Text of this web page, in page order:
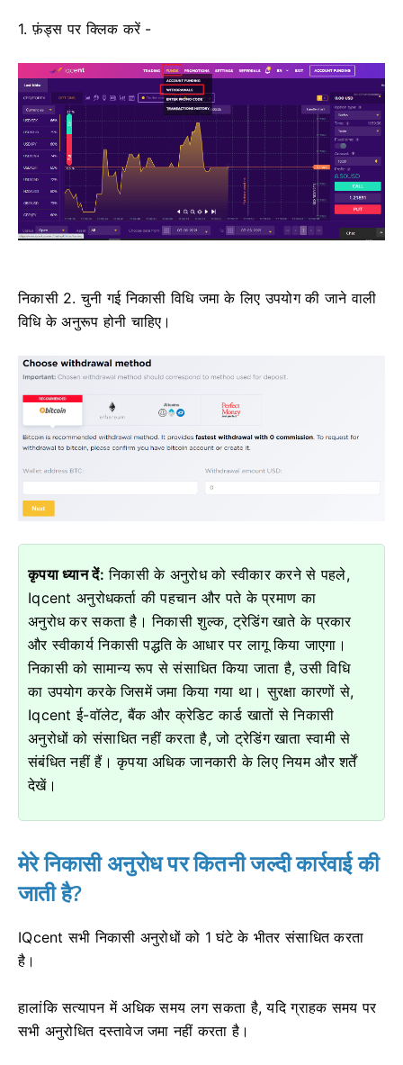
1. फ़ंड्स पर क्लिक करें -
निकासी 2. चुनी गई निकासी विधि जमा के लिए उपयोग की जाने वाली
विधि के अनुरूप होनी चाहिए।
कृपया ध्यान दें: निकासी के अनुरोध को स्वीकार करने से पहले,
Iqcent अनुरोधकर्ता की पहचान और पते के प्रमाण का
अनुरोध कर सकता है।निकासी शुल्क, ट्रेडिंग खाते के प्रकार
और स्वीकार्य निकासी पद्धति के आधार पर लागू किया जाएगा।
निकासी को सामान्य रूप से संसाधित किया जाता है, उसी विधि
का उपयोग करके जिसमें जमा किया गया था।सुरक्षा कारणों से,
Iqcent ई-वॉलेट, बैंक और क्रेडिट कार्ड खातों से निकासी
अनुरोधों को संसाधित नहीं करता है, जो ट्रेडिंग खाता स्वामी से
संबंधित नहीं हैं।कृपया अधिक जानकारी के लिए नियम और शर्तें
देखें।
मेरे निकासी अनुरोध पर कितनी जल्दी कार्रवाई की
जाती है?
IQcent सभी निकासी अनुरोधों को 1 घंटे के भीतर संसाधित करता
है।
हालांकि सत्यापन में अधिक समय लग सकता है, यदि ग्राहक समय पर
सभी अनुरोधित दस्तावेज जमा नहीं करता है।